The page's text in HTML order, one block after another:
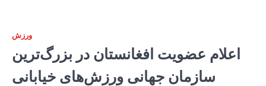
ورزش
اعلام عضویت افغانستان در بزرگ‌ترین
سازمان جهانی ورزش‌های خیابانی